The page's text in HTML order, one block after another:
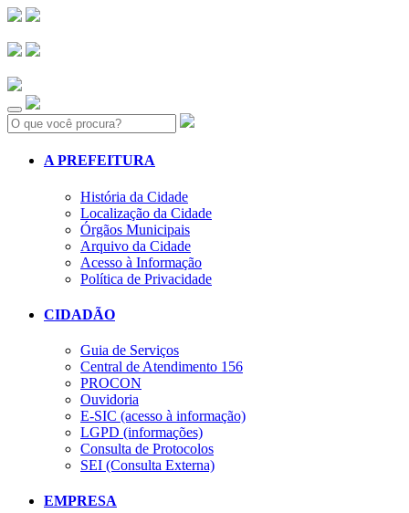
Search:
A PREFEITURA
História da Cidade
Localização da Cidade
Órgãos Municipais
Arquivo da Cidade
Acesso à Informação
Política de Privacidade
CIDADÃO
Guia de Serviços
Central de Atendimento 156
PROCON
Ouvidoria
E-SIC (acesso à informação)
LGPD (informações)
Consulta de Protocolos
SEI (Consulta Externa)
EMPRESA